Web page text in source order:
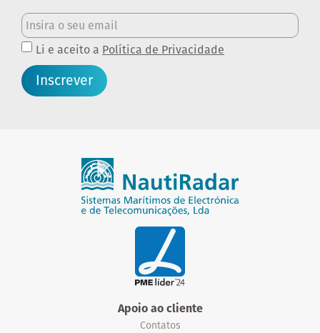
Li e aceito a Política de Privacidade
Inscrever
Apoio ao cliente
Contatos